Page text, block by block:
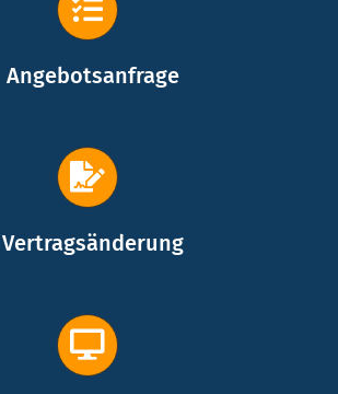
Angebotsanfrage
Vertragsänderung